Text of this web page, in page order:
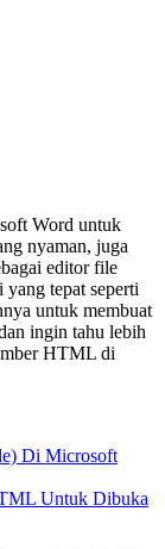
Word untuk
nyaman, juga
editor file
tepat seperti
untuk membuat
ingin tahu lebih
HTML di
Di Microsoft
Untuk Dibuka